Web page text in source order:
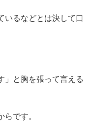
いるなどとは決して口
」と胸を張って言える
です。